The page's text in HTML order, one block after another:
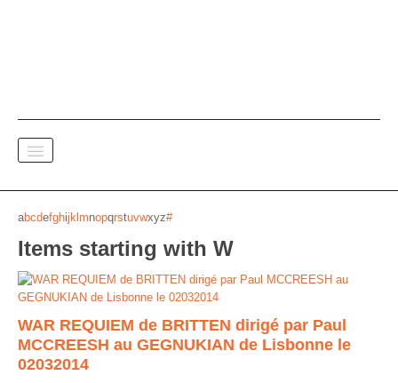
DOCUMENTAIRES
PAPIER A MUSIQUE
Versions FR
Versions ENG
abcdefghij k mnopqrstuvwxyz#
Items starting with W
WAR REQUIEM de BRITTEN dirigé par Paul
MCCREESH au GEGNUKIAN de Lisbonne le
02032014